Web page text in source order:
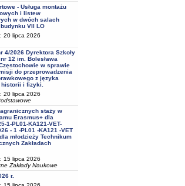
- Usługa montażu
i listew
w dwóch salach
VII LO
20 lipca 2026
4/2026 Dyrektora Szkoły
12 im. Bolesława
w sprawie
do przeprowadzenia
z języka
i fizyki.
20 lipca 2026
staży w
Erasmus+ dla
1-PL01-KA121-VET-
- 1 -PL01 -KA121 -VET
młodzieży Technikum
Zakładach
15 lipca 2026
Zakłady Naukowe
r.